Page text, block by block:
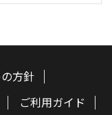
方針
ご利用ガイド